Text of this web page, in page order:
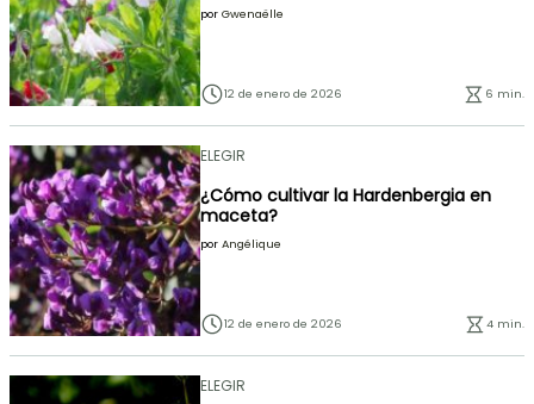
por Gwenaëlle
12 de enero de 2026 6 min.
ELEGIR
¿Cómo cultivar la Hardenbergia en
maceta?
por Angélique
12 de enero de 2026 4 min.
ELEGIR